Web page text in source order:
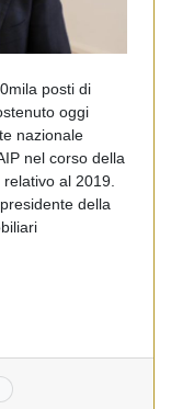
posti di
oggi
nazionale
nel corso della
al 2019.
della